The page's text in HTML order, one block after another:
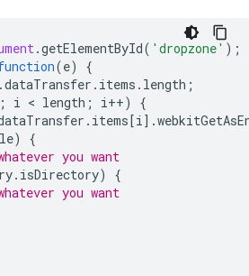
.getElementById( 'dropzone' );
(e)
{
.dataTransfer . items . length ;
; i < length ; i++)
{
. items[i].
)
{
you want
. isDirectory)
{
you want